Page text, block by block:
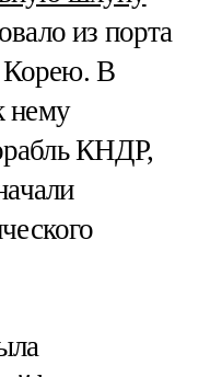
из порта
В
нему
КНДР,